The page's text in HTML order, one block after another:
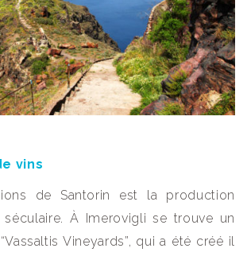
vins
de Santorin est la production
À Imerovigli se trouve un
Vineyards”, qui a été créé il